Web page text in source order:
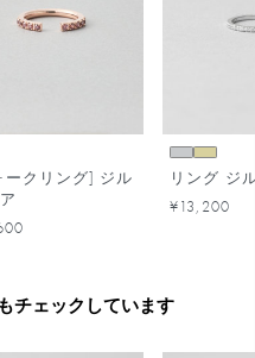
ークリング] ジル
リング ジ
¥13,200
チェックしています